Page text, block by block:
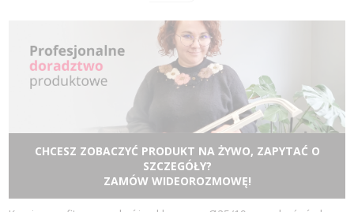
CHCESZ ZOBACZYĆ PRODUKT NA ŻYWO, ZAPYTAĆ O
SZCZEGÓŁY?
ZAMÓW WIDEOROZMOWĘ!